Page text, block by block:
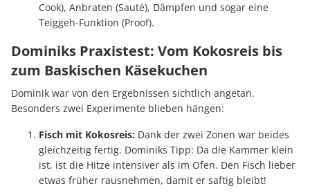
Cook), Anbraten (Sauté), Dämpfen und sogar eine
Teiggeh-Funktion (Proof).
Dominiks Praxistest: Vom Kokosreis bis
zum Baskischen Käsekuchen
Dominik war von den Ergebnissen sichtlich angetan.
Besonders zwei Experimente blieben hängen:
Fisch mit Kokosreis: Dank der zwei Zonen war beides
gleichzeitig fertig. Dominiks Tipp: Da die Kammer klein
ist, ist die Hitze intensiver als im Ofen. Den Fisch lieber
etwas früher rausnehmen, damit er saftig bleibt!